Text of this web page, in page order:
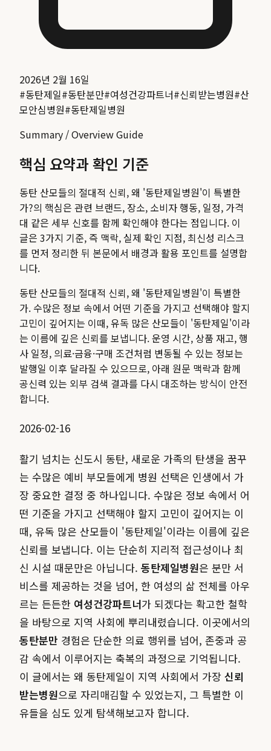
2026년 2월 16일
#동탄제일#동탄분만#여성건강파트너#신뢰받는병원#산
모안심병원#동탄제일병원
Summary / Overview Guide
핵심 요약과 확인 기준
동탄 산모들의 절대적 신뢰, 왜 '동탄제일병원'이 특별한
가?의 핵심은 관련 브랜드, 장소, 소비자 행동, 일정, 가격
대 같은 세부 신호를 함께 확인해야 한다는 점입니다. 이
글은 3가지 기준, 즉 맥락, 실제 확인 지점, 최신성 리스크
를 먼저 정리한 뒤 본문에서 배경과 활용 포인트를 설명합
니다.
동탄 산모들의 절대적 신뢰, 왜 '동탄제일병원'이 특별한
가. 수많은 정보 속에서 어떤 기준을 가지고 선택해야 할지
고민이 깊어지는 이때, 유독 많은 산모들이 '동탄제일'이라
는 이름에 깊은 신뢰를 보냅니다.운영 시간, 상품 재고, 행
사 일정, 의료·금융·구매 조건처럼 변동될 수 있는 정보는
발행일 이후 달라질 수 있으므로, 아래 원문 맥락과 함께
공신력 있는 외부 검색 결과를 다시 대조하는 방식이 안전
합니다.
2026-02-16
활기 넘치는 신도시 동탄, 새로운 가족의 탄생을 꿈꾸
는 수많은 예비 부모들에게 병원 선택은 인생에서 가
장 중요한 결정 중 하나입니다. 수많은 정보 속에서 어
떤 기준을 가지고 선택해야 할지 고민이 깊어지는 이
때, 유독 많은 산모들이 '동탄제일'이라는 이름에 깊은
신뢰를 보냅니다. 이는 단순히 지리적 접근성이나 최
신 시설 때문만은 아닙니다. 동탄제일병원은 분만 서
비스를 제공하는 것을 넘어, 한 여성의 삶 전체를 아우
르는 든든한 여성건강파트너가 되겠다는 확고한 철학
을 바탕으로 지역 사회에 뿌리내렸습니다. 이곳에서의
동탄분만 경험은 단순한 의료 행위를 넘어, 존중과 공
감 속에서 이루어지는 축복의 과정으로 기억됩니다.
이 글에서는 왜 동탄제일이 지역 사회에서 가장 신뢰
받는병원으로 자리매김할 수 있었는지, 그 특별한 이
유들을 심도 있게 탐색해보고자 합니다.